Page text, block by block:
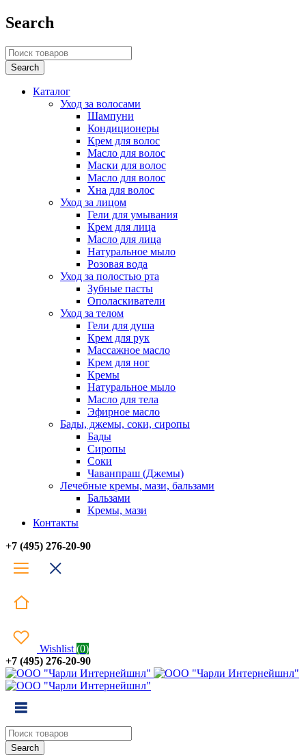
Search
Каталог
Уход за волосами
Шампуни
Кондиционеры
Крем для волос
Масло для волос
Маски для волос
Масло для волос
Хна для волос
Уход за лицом
Гели для умывания
Крем для лица
Масло для лица
Натуральное мыло
Розовая вода
Уход за полостью рта
Зубные пасты
Ополаскиватели
Уход за телом
Гели для душа
Крем для рук
Массажное масло
Крем для ног
Кремы
Натуральное мыло
Масло для тела
Эфирное масло
Бады, джемы, соки, сиропы
Бады
Сиропы
Соки
Чаванпраш (Джемы)
Лечебные кремы, мази, бальзами
Бальзами
Кремы, мази
Контакты
+7 (495) 276-20-90
Wishlist (0)
+7 (495) 276-20-90